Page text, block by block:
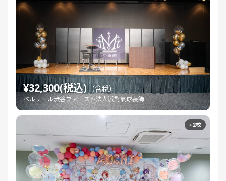
¥32,300(税込) （含稅）
ベルサール渋谷ファースト法人派對氣球裝飾
+2枚